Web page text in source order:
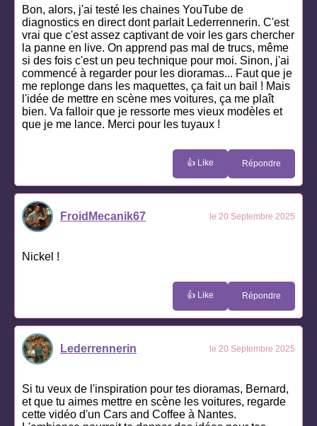
Bon, alors, j'ai testé les chaines YouTube de
diagnostics en direct dont parlait Lederrennerin. C'est
vrai que c'est assez captivant de voir les gars chercher
la panne en live. On apprend pas mal de trucs, même
si des fois c'est un peu technique pour moi. Sinon, j'ai
commencé à regarder pour les dioramas... Faut que je
me replonge dans les maquettes, ça fait un bail ! Mais
l'idée de mettre en scène mes voitures, ça me plaît
bien. Va falloir que je ressorte mes vieux modèles et
que je me lance. Merci pour les tuyaux !
👍 Like Répondre
FroidMecanik67 le 20 Septembre 2025
Nickel !
👍 Like Répondre
Lederrennerin le 20 Septembre 2025
Si tu veux de l'inspiration pour tes dioramas, Bernard,
et que tu aimes mettre en scène les voitures, regarde
cette vidéo d'un Cars and Coffee à Nantes.